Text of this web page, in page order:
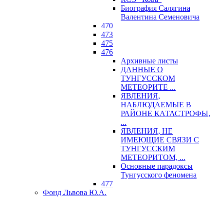
Биография Салягина
Валентина Семеновича
470
473
475
476
Архивные листы
ДАННЫЕ О
ТУНГУССКОМ
МЕТЕОРИТЕ ...
ЯВЛЕНИЯ,
НАБЛЮДАЕМЫЕ В
РАЙОНЕ КАТАСТРОФЫ,
...
ЯВЛЕНИЯ, НЕ
ИМЕЮЩИЕ СВЯЗИ С
ТУНГУССКИМ
МЕТЕОРИТОМ, ...
Основные парадоксы
Тунгусского феномена
477
Фонд Львова Ю.А.